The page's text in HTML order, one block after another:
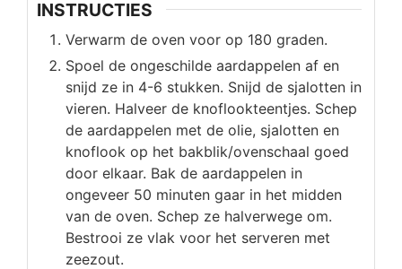
INSTRUCTIES
Verwarm de oven voor op 180 graden.
Spoel de ongeschilde aardappelen af en
snijd ze in 4-6 stukken. Snijd de sjalotten in
vieren. Halveer de knoflookteentjes. Schep
de aardappelen met de olie, sjalotten en
knoflook op het bakblik/ovenschaal goed
door elkaar. Bak de aardappelen in
ongeveer 50 minuten gaar in het midden
van de oven. Schep ze halverwege om.
Bestrooi ze vlak voor het serveren met
zeezout.